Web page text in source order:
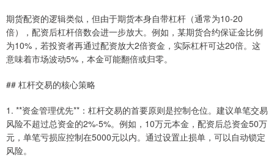
期货配资的逻辑类似，但由于期货本身自带杠杆（通常为10-20
倍），配资后杠杆倍数会进一步放大。例如，某期货合约保证金比例
为10%，若投资者再通过配资放大2倍资金，实际杠杆可达20倍。这
意味着市场波动5%，本金可能翻倍或归零。
## 杠杆交易的核心策略
1. **资金管理优先**：杠杆交易的首要原则是控制仓位。建议单笔交易
风险不超过总资金的2%-5%。例如，10万元本金，配资后总资金50万
元，单笔亏损应控制在5000元以内。通过设置止损单，可以自动锁定
风险。